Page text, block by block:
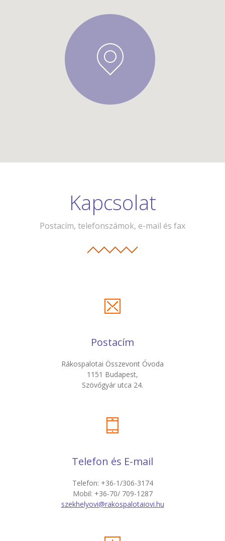
Kapcsolat
Postacím, telefonszámok, e-mail és fax
Postacím
Rákospalotai Összevont Óvoda
1151 Budapest,
Szövőgyár utca 24.
Telefon és E-mail
Telefon: +36-1/306-3174
Mobil: +36-70/ 709-1287
szekhelyovi@rakospalotaiovi.hu